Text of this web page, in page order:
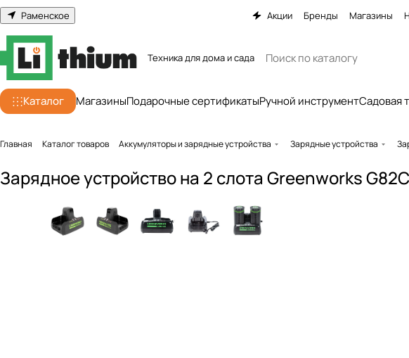
Раменское Акции Бренды Магазины
Техника для дома и сада
Каталог МагазиныПодарочные сертификатыРучной инструментСадовая
Главная Каталог товаров Аккумуляторы и зарядные устройства Зарядные устройства
Зарядное устройство на 2 слота Greenworks